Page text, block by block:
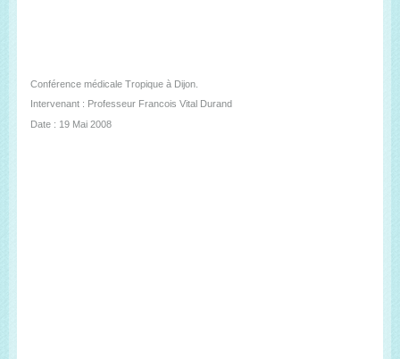
Conférence médicale Tropique à Dijon.
Intervenant : Professeur Francois Vital Durand
Date : 19 Mai 2008